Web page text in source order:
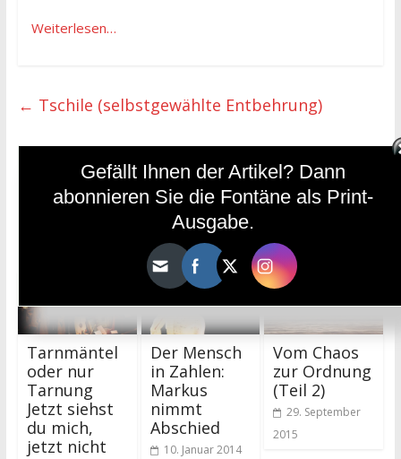
Weiterlesen…
← Tschile (selbstgewählte Entbehrung)
FASTEN UND REINIGUNG
Das könnte dir auch gefallen
Tarnmäntel
oder nur
Tarnung
Jetzt siehst
du mich,
jetzt nicht
Der Mensch
in Zahlen:
Markus
nimmt
Abschied
10. Januar 2014
Vom Chaos
zur Ordnung
(Teil 2)
29. September
2015
Gefällt Ihnen der Artikel? Dann
abonnieren Sie die Fontäne als Print-
Ausgabe.